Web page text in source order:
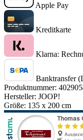
Apple Pay
Kreditkarte
Klarna:
Banktransfer
Produktnummer:
Hersteller: JOOP!
Größe: 135 x 200 cm